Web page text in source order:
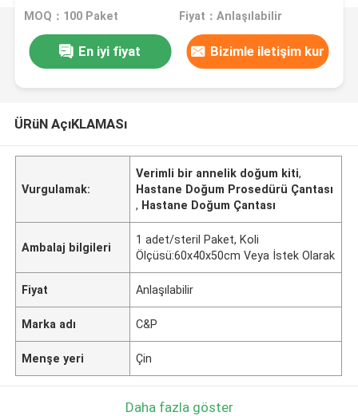
MOQ：100 Paket Fiyat：Anlaşılabilir
En iyi fiyat Bizimle iletişim kur
ÜRüN AçıKLAMASı
Vurgulamak:
Verimli bir annelik doğum kiti,
Hastane Doğum Prosedürü Çantası
, Hastane Doğum Çantası
Ambalaj bilgileri
1 adet/steril Paket, Koli
Ölçüsü:60x40x50cm Veya İstek Olarak
Fiyat Anlaşılabilir
Marka adı C&P
Menşe yeri Çin
Daha fazla göster